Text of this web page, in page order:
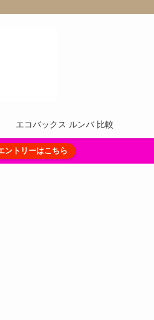
エコバックス ルンバ 比較
ントリーはこちら